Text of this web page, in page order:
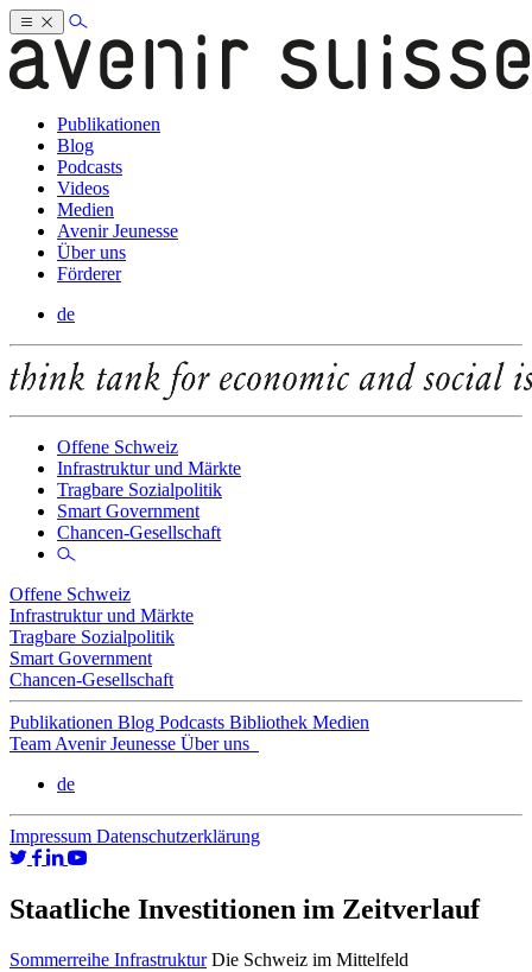
Publikationen
Blog
Podcasts
Videos
Medien
Avenir Jeunesse
Über uns
Förderer
de
Offene Schweiz
Infrastruktur und Märkte
Tragbare Sozialpolitik
Smart Government
Chancen-Gesellschaft
Offene Schweiz
Infrastruktur und Märkte
Tragbare Sozialpolitik
Smart Government
Chancen-Gesellschaft
Publikationen Blog Podcasts Bibliothek Medien
Team Avenir Jeunesse Über uns
de
Impressum Datenschutzerklärung
Staatliche Investitionen im Zeitverlauf
Sommerreihe InfrastrukturDie Schweiz im Mittelfeld